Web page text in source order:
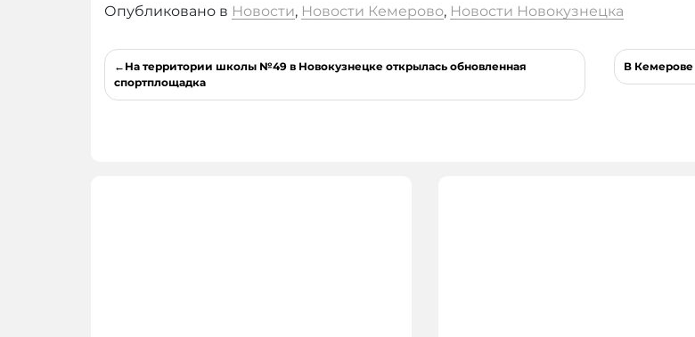
Опубликовано в Новости, Новости Кемерово, Новости Новокузнецка
Навигация
по
На территории школы №49 в Новокузнецке открылась обновленная
спортплощадка
В Кемерове